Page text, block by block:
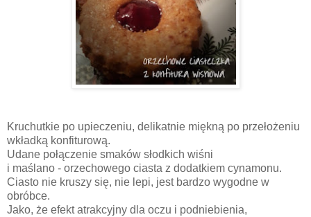
Kruchutkie po upieczeniu, delikatnie miękną po przełożeniu
wkładką konfiturową.
Udane połączenie smaków słodkich wiśni
i maślano - orzechowego ciasta z dodatkiem cynamonu.
Ciasto nie kruszy się, nie lepi, jest bardzo wygodne w
obróbce.
Jako, że efekt atrakcyjny dla oczu i podniebienia,